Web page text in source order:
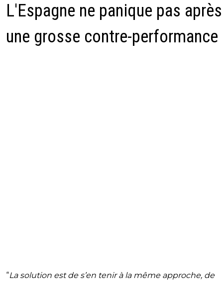
L'Espagne ne panique pas après
une grosse contre-performance
“La solution est de s’en tenir à la même approche, de